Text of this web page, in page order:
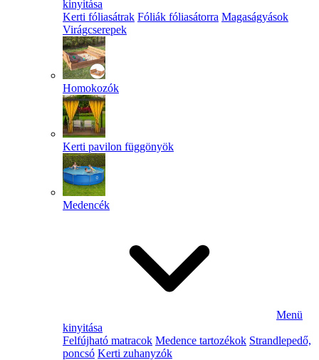
kinyitása
Kerti fóliasátrak Fóliák fóliasátorra Magaságyások
Virágcserepek
Homokozók
Kerti pavilon függönyök
Medencék
Menü
kinyitása
Felfújható matracok Medence tartozékok Strandlepedő,
poncsó Kerti zuhanyzók